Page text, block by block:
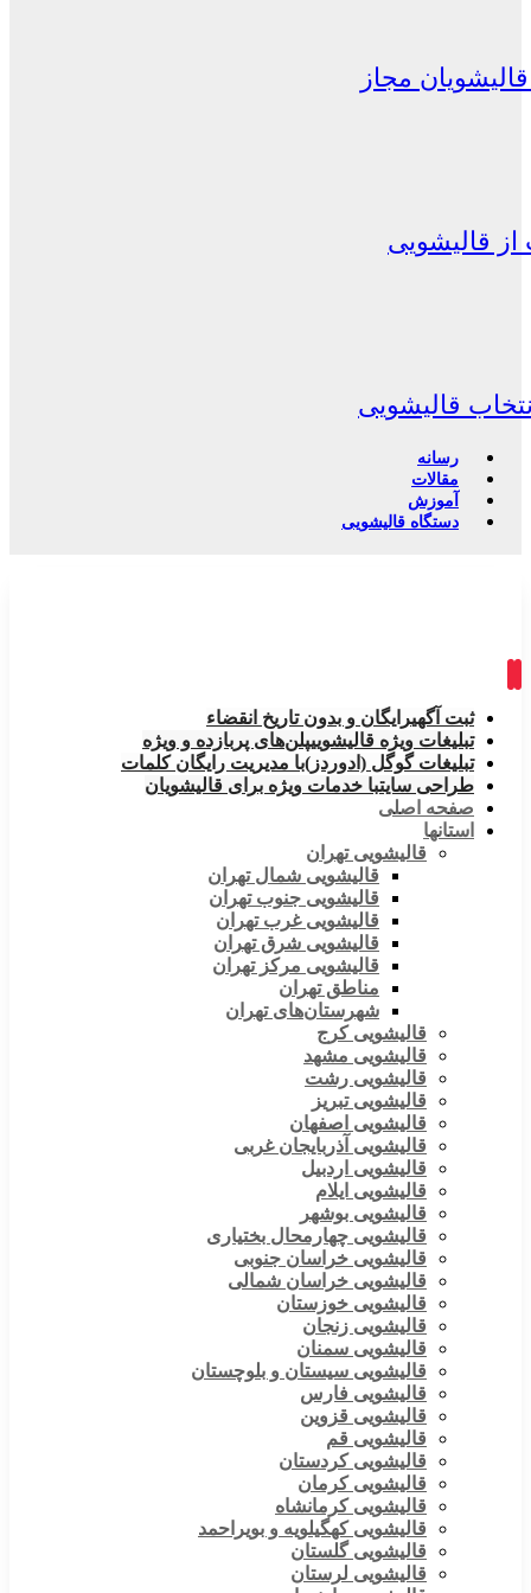
مجاز
قالیشویی
قالیشویی
رسانه
مقالات
آموزش
دستگاه قالیشویی
ثبت آگهیرایگان و بدون تاریخ انقضاء
تبلیغات ویژه قالیشوییپلن‌های پربازده و ویژه
تبلیغات گوگل (ادوردز)با مدیریت رایگان کلمات
طراحی سایتبا خدمات ویژه برای قالیشویان
صفحه اصلی
استانها
قالیشویی تهران
قالیشویی شمال تهران
قالیشویی جنوب تهران
قالیشویی غرب تهران
قالیشویی شرق تهران
قالیشویی مرکز تهران
مناطق تهران
شهرستان‌های تهران
قالیشویی کرج
قالیشویی مشهد
قالیشویی رشت
قالیشویی تبریز
قالیشویی اصفهان
قالیشویی آذربایجان غربی
قالیشویی اردبیل
قالیشویی ایلام
قالیشویی بوشهر
قالیشویی چهارمحال بختیاری
قالیشویی خراسان جنوبی
قالیشویی خراسان شمالی
قالیشویی خوزستان
قالیشویی زنجان
قالیشویی سمنان
قالیشویی سیستان و بلوچستان
قالیشویی فارس
قالیشویی قزوین
قالیشویی قم
قالیشویی کردستان
قالیشویی کرمان
قالیشویی کرمانشاه
قالیشویی کهگیلویه و بویراحمد
قالیشویی گلستان
قالیشویی لرستان